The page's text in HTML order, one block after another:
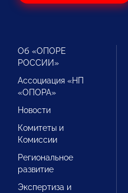
Об «ОПОРЕ
РОССИИ»
Ассоциация «НП
«ОПОРА»
Новости
Комитеты и
Комиссии
Региональное
развитие
Экспертиза и